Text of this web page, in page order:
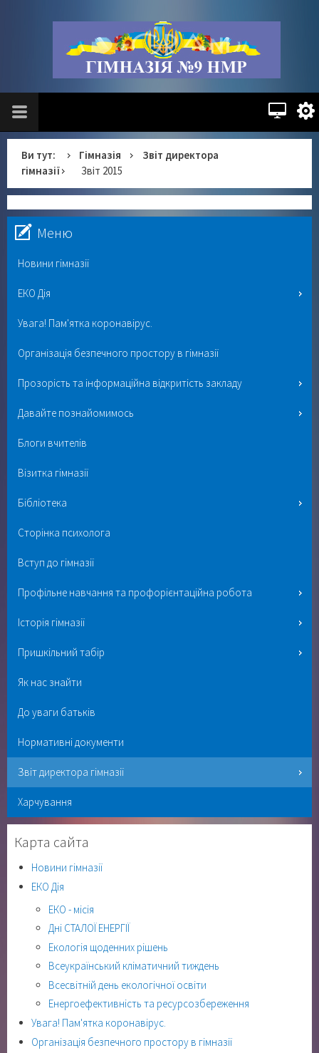
Ви тут: Гімназія
Звіт директора
гімназії
Звіт 2015
Меню
Новини гімназії
ЕКО Дія
Увага! Пам'ятка коронавірус.
Організація безпечного простору в гімназії
Прозорість та інформаційна відкритість закладу
Давайте познайомимось
Блоги вчителів
Візитка гімназії
Бібліотека
Сторінка психолога
Вступ до гімназії
Профільне навчання та профорієнтаційна робота
Історія гімназії
Пришкільний табір
Як нас знайти
До уваги батьків
Нормативні документи
Звіт директора гімназії
Харчування
Карта сайта
Новини гімназії
ЕКО Дія
ЕКО - місія
Дні СТАЛОЇ ЕНЕРГІЇ
Екологія щоденних рішень
Всеукраїнський кліматичний тиждень
Всесвітній день екологічної освіти
Енергоефективність та ресурсозбереження
Увага! Пам'ятка коронавірус.
Організація безпечного простору в гімназії